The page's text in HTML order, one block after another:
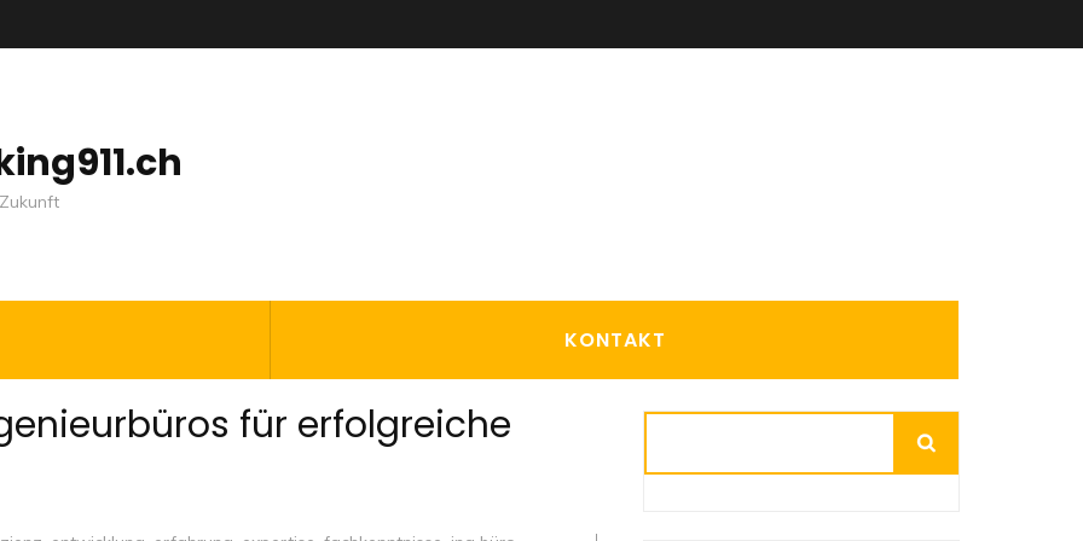
KONTAKT
für erfolgreiche